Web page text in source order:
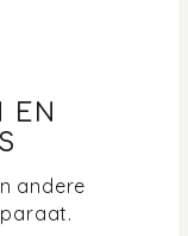
EN
andere